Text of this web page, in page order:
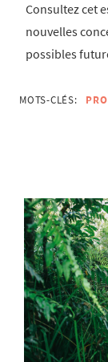
Consultez cet
nouvelles
possibles
MOTS-CLÉS: